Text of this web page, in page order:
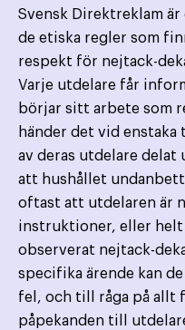
Svensk Direktreklam
de etiska regler som
respekt för nejtack-
Varje utdelare får
börjar sitt arbete som
händer det vid
av deras utdelare
att hushållet undanbett
oftast att utdelaren är
instruktioner, eller
observerat nejtack-
specifika ärende kan
fel, och till råga på allt
påpekanden till